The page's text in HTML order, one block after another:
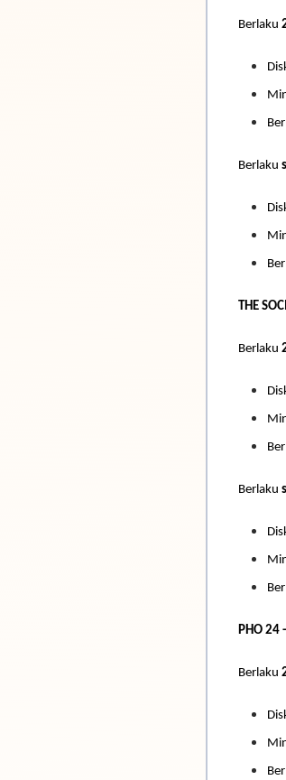
Berlaku
Berlaku
THE
Berlaku
Berlaku
PHO 24
Berlaku